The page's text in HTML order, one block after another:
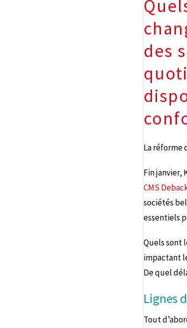
des
La réforme
Fin janvier,
CMS
sociétés
essentiels
Quels sont
impactant
De quel
Lignes
Tout